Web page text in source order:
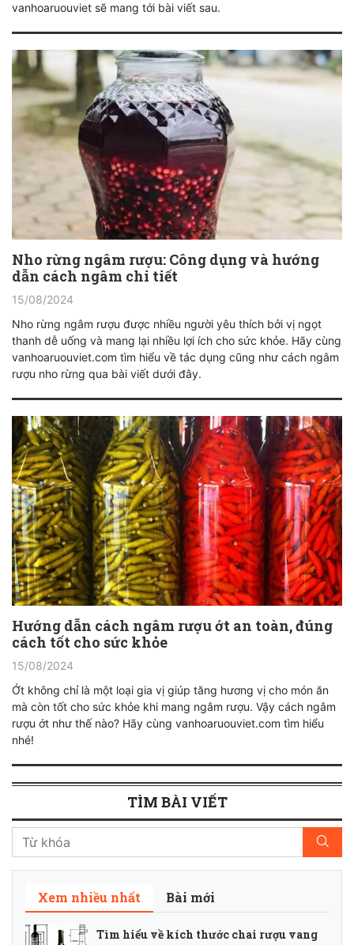
vanhoaruouviet sẽ mang tới bài viết sau.
Nho rừng ngâm rượu: Công dụng và hướng
dẫn cách ngâm chi tiết
15/08/2024
Nho rừng ngâm rượu được nhiều người yêu thích bởi vị ngọt
thanh dễ uống và mang lại nhiều lợi ích cho sức khỏe. Hãy cùng
vanhoaruouviet.com tìm hiểu về tác dụng cũng như cách ngâm
rượu nho rừng qua bài viết dưới đây.
Hướng dẫn cách ngâm rượu ớt an toàn, đúng
cách tốt cho sức khỏe
15/08/2024
Ớt không chỉ là một loại gia vị giúp tăng hương vị cho món ăn
mà còn tốt cho sức khỏe khi mang ngâm rượu. Vậy cách ngâm
rượu ớt như thế nào? Hãy cùng vanhoaruouviet.com tìm hiểu
nhé!
TÌM BÀI VIẾT
Xem nhiều nhất Bài mới
Tìm hiểu về kích thước chai rượu vang